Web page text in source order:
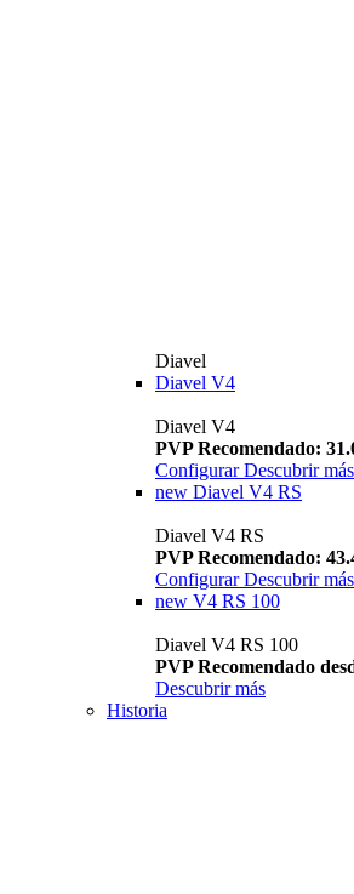
Diavel
Diavel V4
Diavel V4
PVP Recomendado:
Configurar Descubrir más
new Diavel V4 RS
Diavel V4 RS
PVP Recomendado:
Configurar Descubrir más
new V4 RS 100
Diavel V4 RS 100
PVP Recomendado
Descubrir más
Historia